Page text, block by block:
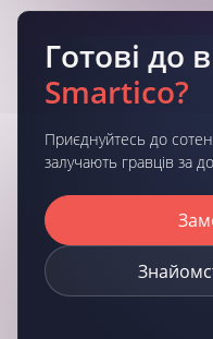
Готові до
Smartico?
Приєднуйтесь до
залучають гравців за